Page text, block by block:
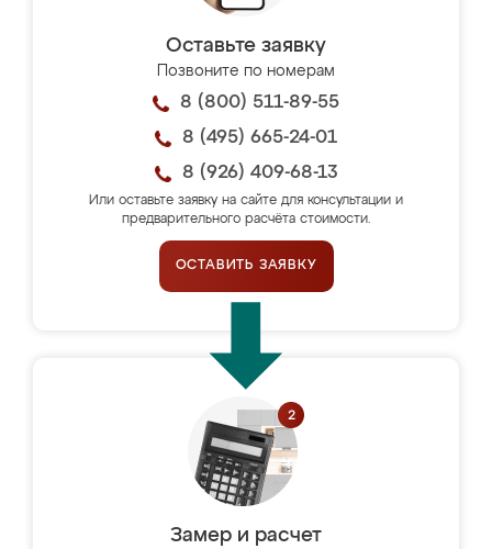
Оставьте заявку
Позвоните по номерам
8 (800) 511-89-55
8 (495) 665-24-01
8 (926) 409-68-13
Или оставьте заявку на сайте для консультации и
предварительного расчёта стоимости.
ОСТАВИТЬ ЗАЯВКУ
Замер и расчет